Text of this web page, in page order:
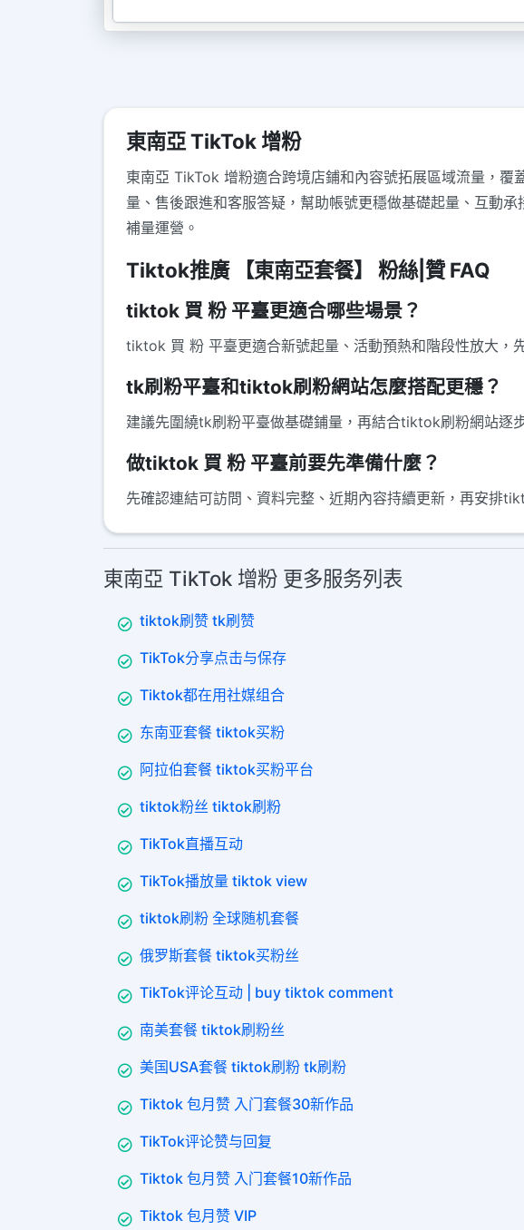
東南亞 TikTok 增粉
東南亞 TikTok 增粉適合跨境店鋪和內容號拓展區域流量，
量、售後跟進和客服答疑，幫助帳號更穩做基礎起量、互動
補量運營。
Tiktok推廣 【東南亞套餐】 粉絲|贊 FAQ
tiktok 買 粉 平臺更適合哪些場景？
tiktok 買 粉 平臺更適合新號起量、活動預熱和階段性放大，
tk刷粉平臺和tiktok刷粉網站怎麼搭配更穩？
建議先圍繞tk刷粉平臺做基礎鋪量，再結合tiktok刷粉網站逐
做tiktok 買 粉 平臺前要先準備什麼？
先確認連結可訪問、資料完整、近期內容持續更新，再安排
東南亞 TikTok 增粉 更多服务列表
tiktok刷赞 tk刷赞
TikTok分享点击与保存
Tiktok都在用社媒组合
东南亚套餐 tiktok买粉
阿拉伯套餐 tiktok买粉平台
tiktok粉丝 tiktok刷粉
TikTok直播互动
TikTok播放量 tiktok view
tiktok刷粉 全球随机套餐
俄罗斯套餐 tiktok买粉丝
TikTok评论互动 | buy tiktok comment
南美套餐 tiktok刷粉丝
美国USA套餐 tiktok刷粉 tk刷粉
Tiktok 包月赞 入门套餐30新作品
TikTok评论赞与回复
Tiktok 包月赞 入门套餐10新作品
Tiktok 包月赞 VIP